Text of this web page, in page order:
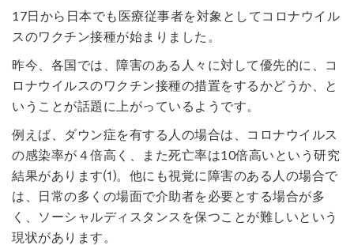
17日から日本でも医療従事者を対象としてコロナウイル
スのワクチン接種が始まりました。
昨今、各国では、障害のある人々に対して優先的に、コ
ロナウイルスのワクチン接種の措置をするかどうか、と
いうことが話題に上がっているようです。
例えば、ダウン症を有する人の場合は、コロナウイルス
の感染率が４倍高く、また死亡率は10倍高いという研究
結果があります⑴。他にも視覚に障害のある人の場合で
は、日常の多くの場面で介助者を必要とする場合が多
く、ソーシャルディスタンスを保つことが難しいという
現状があります。